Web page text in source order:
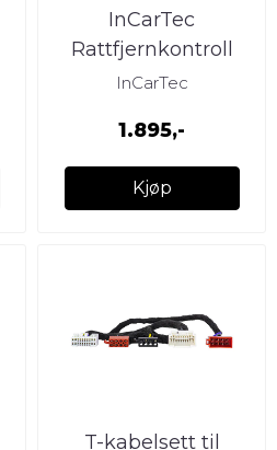
InCarTec
Rattfjernkontroll
interface Honda
InCarTec
1.895,-
Kjøp
T-kabelsett til